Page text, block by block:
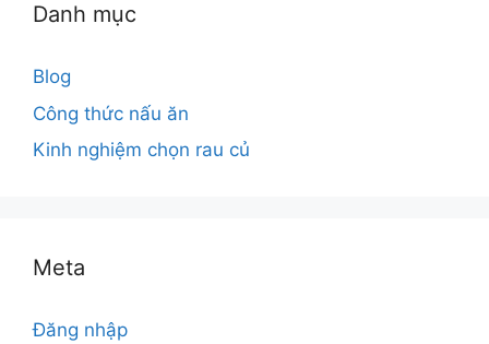
Danh mục
Blog
Công thức nấu ăn
Kinh nghiệm chọn rau củ
Meta
Đăng nhập